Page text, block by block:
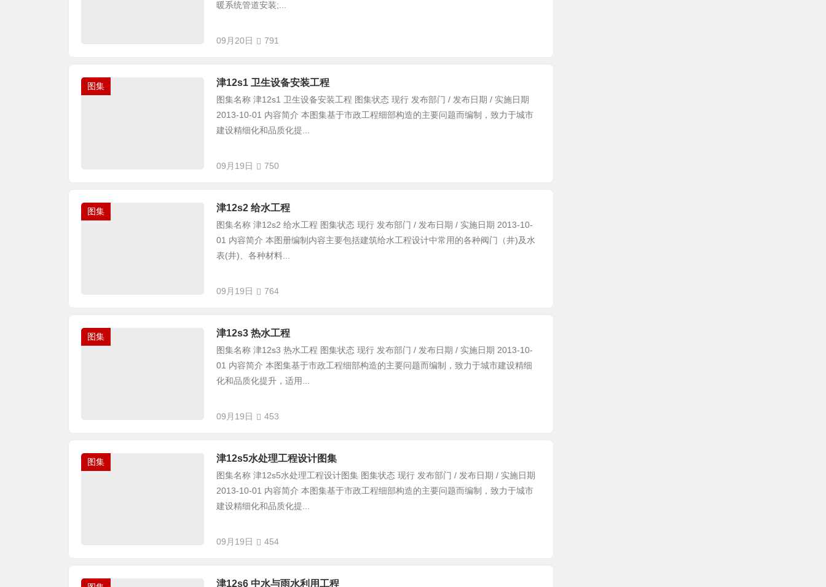
暖系统管道安装;...
09月20日 791
图集 津12s1 卫生设备安装工程
图集名称 津12s1 卫生设备安装工程 图集状态 现行 发布部门 / 发布日期 / 实施日期
2013-10-01 内容简介 本图集基于市政工程细部构造的主要问题而编制，致力于城市
建设精细化和品质化提...
09月19日 750
图集 津12s2 给水工程
图集名称 津12s2 给水工程 图集状态 现行 发布部门 / 发布日期 / 实施日期 2013-10-
01 内容简介 本图册编制内容主要包括建筑给水工程设计中常用的各种阀门（井)及水
表(井)、各种材料...
09月19日 764
图集 津12s3 热水工程
图集名称 津12s3 热水工程 图集状态 现行 发布部门 / 发布日期 / 实施日期 2013-10-
01 内容简介 本图集基于市政工程细部构造的主要问题而编制，致力于城市建设精细
化和品质化提升，适用...
09月19日 453
图集 津12s5水处理工程设计图集
图集名称 津12s5水处理工程设计图集 图集状态 现行 发布部门 / 发布日期 / 实施日期
2013-10-01 内容简介 本图集基于市政工程细部构造的主要问题而编制，致力于城市
建设精细化和品质化提...
09月19日 454
津12s6 中水与雨水利用工程